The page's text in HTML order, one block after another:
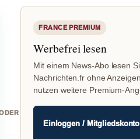
FRANCE PREMIUM
Werbefrei lesen
Mit einem News-Abo lesen
Nachrichten.fr ohne
nutzen weitere Premium-
Einloggen /